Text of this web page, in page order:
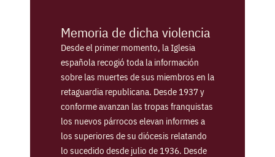
Memoria de dicha violencia
Desde el primer momento, la Iglesia
española recogió toda la información
sobre las muertes de sus miembros en la
retaguardia republicana. Desde 1937 y
conforme avanzan las tropas franquistas
los nuevos párrocos elevan informes a
los superiores de su diócesis relatando
lo sucedido desde julio de 1936. Desde